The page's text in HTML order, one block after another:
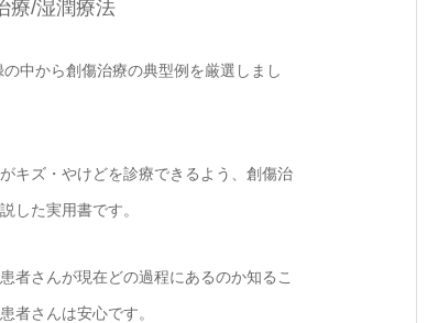
療/湿潤療法
中から創傷治療の典型例を厳選しまし
キズ・やけどを診療できるよう、創傷治
した実用書です。
者さんが現在どの過程にあるのか知るこ
者さんは安心です。